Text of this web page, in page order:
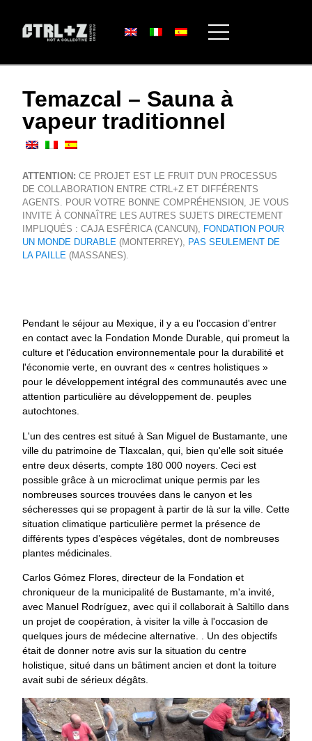
Temazcal – Sauna à
vapeur traditionnel
ATTENTION: CE PROJET EST LE FRUIT D'UN PROCESSUS
DE COLLABORATION ENTRE CTRL+Z ET DIFFÉRENTS
AGENTS. POUR VOTRE BONNE COMPRÉHENSION, JE VOUS
INVITE À CONNAÎTRE LES AUTRES SUJETS DIRECTEMENT
IMPLIQUÉS : CAJA ESFÉRICA (CANCUN), FONDATION POUR
UN MONDE DURABLE (MONTERREY), PAS SEULEMENT DE
LA PAILLE (MASSANES).
Pendant le séjour au Mexique, il y a eu l'occasion d'entrer
en contact avec la Fondation Monde Durable, qui promeut la
culture et l'éducation environnementale pour la durabilité et
l'économie verte, en ouvrant des « centres holistiques »
pour le développement intégral des communautés avec une
attention particulière au développement de. peuples
autochtones.
L'un des centres est situé à San Miguel de Bustamante, une
ville du patrimoine de Tlaxcalan, qui, bien qu'elle soit située
entre deux déserts, compte 180 000 noyers. Ceci est
possible grâce à un microclimat unique permis par les
nombreuses sources trouvées dans le canyon et les
sécheresses qui se propagent à partir de là sur la ville. Cette
situation climatique particulière permet la présence de
différents types d’espèces végétales, dont de nombreuses
plantes médicinales.
Carlos Gómez Flores, directeur de la Fondation et
chroniqueur de la municipalité de Bustamante, m'a invité,
avec Manuel Rodríguez, avec qui il collaborait à Saltillo dans
un projet de coopération, à visiter la ville à l'occasion de
quelques jours de médecine alternative. . Un des objectifs
était de donner notre avis sur la situation du centre
holistique, situé dans un bâtiment ancien et dont la toiture
avait subi de sérieux dégâts.